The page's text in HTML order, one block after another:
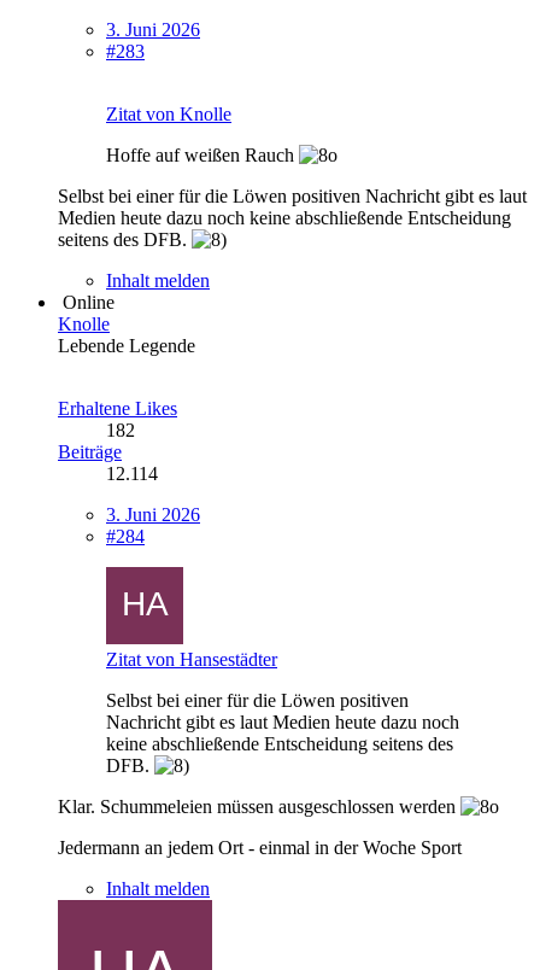
3. Juni 2026
#283
Zitat von Knolle
Hoffe auf weißen Rauch
Selbst bei einer für die Löwen positiven Nachricht gibt es laut
Medien heute dazu noch keine abschließende Entscheidung
seitens des DFB.
Inhalt melden
Online
Knolle
Lebende Legende
Erhaltene Likes
182
Beiträge
12.114
3. Juni 2026
#284
Zitat von Hansestädter
Selbst bei einer für die Löwen positiven
Nachricht gibt es laut Medien heute dazu noch
keine abschließende Entscheidung seitens des
DFB.
Klar. Schummeleien müssen ausgeschlossen werden
Jedermann an jedem Ort - einmal in der Woche Sport
Inhalt melden